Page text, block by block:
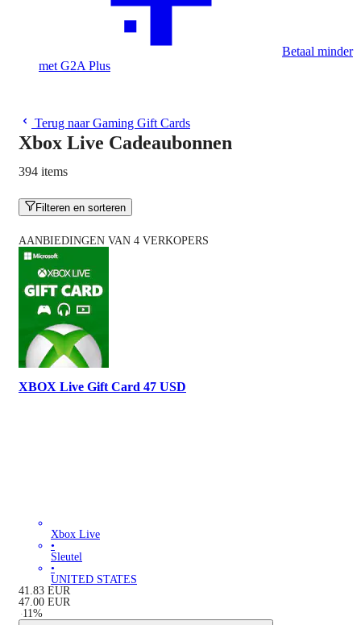
Betaal minder
met G2A Plus
Terug naar Gaming Gift Cards
Xbox Live Cadeaubonnen
394 items
Filteren en sorteren
AANBIEDINGEN VAN 4 VERKOPERS
XBOX Live Gift Card 47 USD
Xbox Live
•
Sleutel
•
UNITED STATES
41.83 EUR
47.00 EUR
-11%